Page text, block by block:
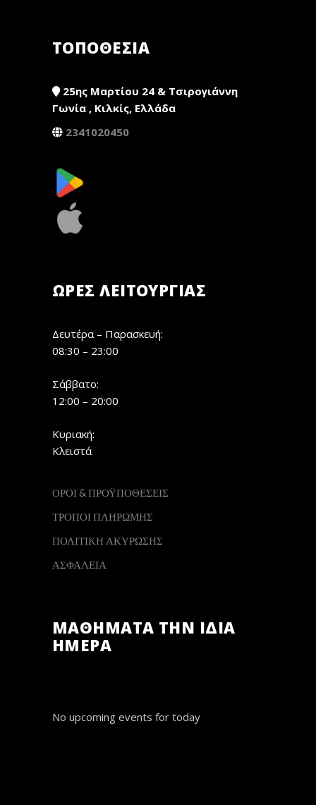
ΤΟΠΟΘΕΣΙΑ
25ης Μαρτίου 24 & Τσιρογιάννη
Γωνία , Κιλκίς, Ελλάδα
2341020450
ΏΡΕΣ ΛΕΙΤΟΥΡΓΊΑΣ
Δευτέρα – Παρασκευή:
08:30 – 23:00
Σάββατο:
12:00 – 20:00
Κυριακή:
Κλειστά
ΟΡΟΙ & ΠΡΟΫΠΟΘΕΣΕΙΣ
ΤΡΟΠΟΙ ΠΛΗΡΩΜΗΣ
ΠΟΛΙΤΙΚΗ ΑΚΥΡΩΣΗΣ
ΑΣΦΑΛΕΙΑ
ΜΑΘΗΜΑΤΑ ΤΗΝ ΙΔΙΑ
ΗΜΕΡΑ
No upcoming events for today